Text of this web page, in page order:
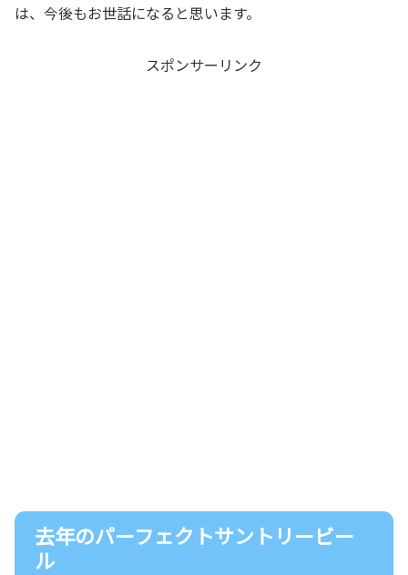
は、今後もお世話になると思います。
スポンサーリンク
去年のパーフェクトサントリービー
ル